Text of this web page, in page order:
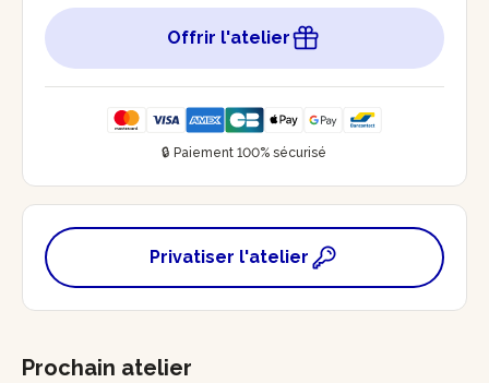
Offrir l'atelier
🔒 Paiement 100% sécurisé
Privatiser l'atelier
Prochain atelier